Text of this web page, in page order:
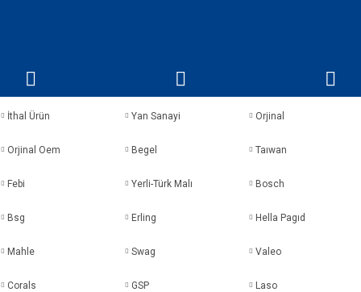
İthal Ürün Yan Sanayi Orjinal
Orjinal Oem Begel Taıwan
Febi Yerli-Türk Malı Bosch
Bsg Erling Hella Pagıd
Mahle Swag Valeo
Corals GSP Laso